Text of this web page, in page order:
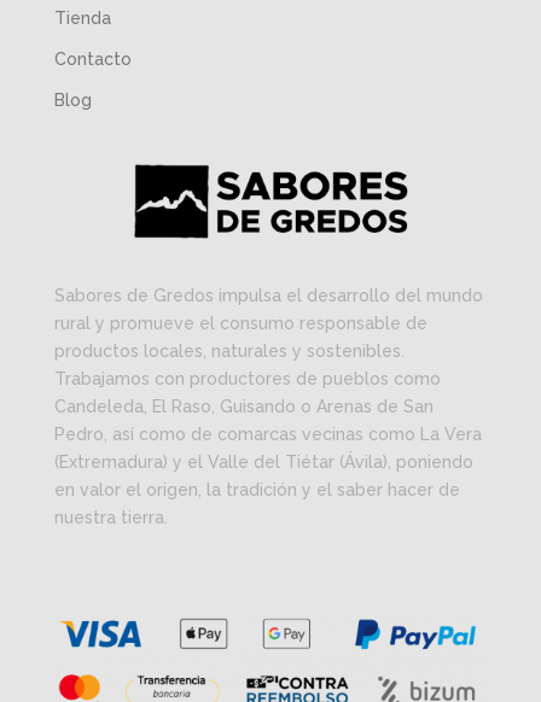
Tienda
Contacto
Blog
Sabores de Gredos impulsa el desarrollo del mundo
rural y promueve el consumo responsable de
productos locales, naturales y sostenibles.
Trabajamos con productores de pueblos como
Candeleda, El Raso, Guisando o Arenas de San
Pedro, así como de comarcas vecinas como La Vera
(Extremadura) y el Valle del Tiétar (Ávila), poniendo
en valor el origen, la tradición y el saber hacer de
nuestra tierra.